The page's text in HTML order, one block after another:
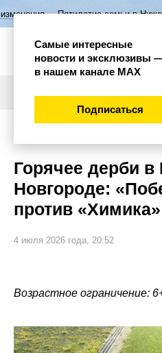
семьи в Нижегородской области
Горячее дерби
Новгороде:
против «Химика»
4 июля 2026 года, 20:52
Возрастное ограничение:
Самые интересные
новости и эксклюзивы
в нашем канале МАХ
Подписаться